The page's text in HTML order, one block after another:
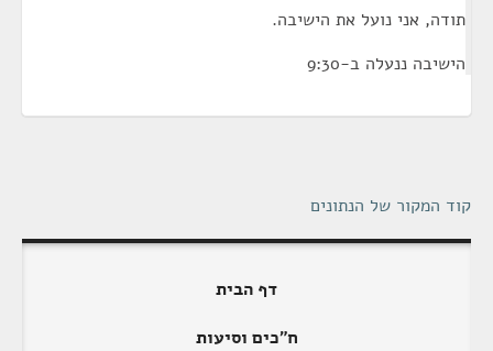
תודה, אני נועל את הישיבה.
הישיבה ננעלה ב-9:30
קוד המקור של הנתונים
דף הבית
ח"כים וסיעות